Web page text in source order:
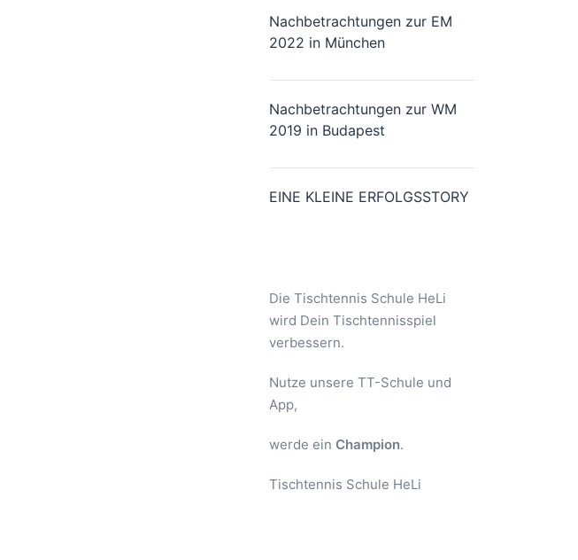
Nachbetrachtungen zur EM
2022 in München
Nachbetrachtungen zur WM
2019 in Budapest
EINE KLEINE ERFOLGSSTORY
Die Tischtennis Schule HeLi
wird Dein Tischtennisspiel
verbessern.
Nutze unsere TT-Schule und
App,
werde ein Champion.
Tischtennis Schule HeLi